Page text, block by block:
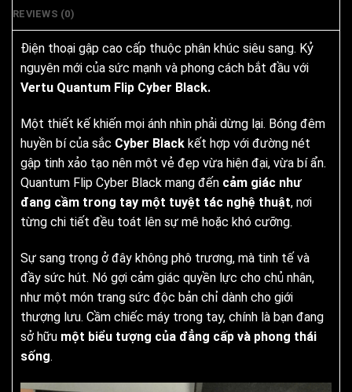
REVIEWS (0)
Điện thoại gập cao cấp thuộc phân khúc siêu sang. Kỷ
nguyên mới của sức mạnh và phong cách bắt đầu với
Vertu Quantum Flip Cyber Black.
Một thiết kế khiến mọi ánh nhìn phải dừng lại. Bóng đêm
huyền bí của sắc Cyber Black kết hợp với đường nét
gập tinh xảo tạo nên một vẻ đẹp vừa hiện đại, vừa bí ẩn.
Quantum Flip Cyber Black mang đến cảm giác như
đang cầm trong tay một tuyệt tác nghệ thuật, nơi
từng chi tiết đều toát lên sự mê hoặc khó cưỡng.
Sự sang trọng ở đây không phô trương, mà tinh tế và
đầy sức hút. Nó gợi cảm giác quyền lực cho chủ nhân,
như một món trang sức độc bản chỉ dành cho giới
thượng lưu. Cầm chiếc máy trong tay, chính là bạn đang
sở hữu một biểu tượng của đẳng cấp và phong thái
sống.